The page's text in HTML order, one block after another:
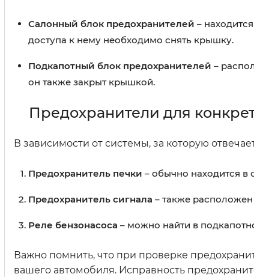
Салонный блок предохранителей –
доступа к нему необходимо снять крышку.
Подкапотный блок предохранителей –
он также закрыт крышкой.
Предохранители для
В зависимости от системы, за которую
Предохранитель печки – обычно находится в
Предохранитель сигнала – также
Реле бензонасоса – можно найти в
Важно помнить, что при проверке
вашего автомобиля. Исправность